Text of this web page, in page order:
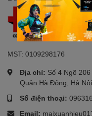
MST: 0109298176
Địa chỉ: Số 4 Ngõ
Quận Hà Đông, Hà Nội
Số điện thoại:
Email: